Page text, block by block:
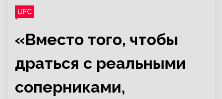
UFC
«Вместо того, чтобы
драться с реальными
соперниками,